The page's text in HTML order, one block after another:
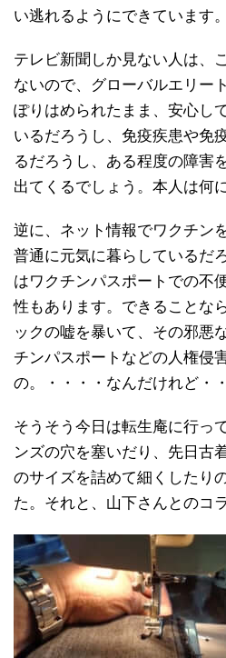
い逃れるようにできています。
テレビ新聞しか見ない人は、
ないので、グローバルエリー
ぽりはめられたまま、安心し
いるだろうし、免疫疾患や免
るだろうし、ある程度の障害
出てくるでしょう。本人は何
逆に、ネット情報でワクチン
普通に元気に暮らしているだ
はワクチンパスポートでの不
性もあります。できることな
ックの嘘を暴いて、その邪悪
チンパスポートなどの人権侵
の。・・・・なんだけれど・
そうそう今日は転生庵に行っ
ンズの穴を塞いだり、先日古
のサイズを詰めて細くしたり
た。それと、山下さんとのコ